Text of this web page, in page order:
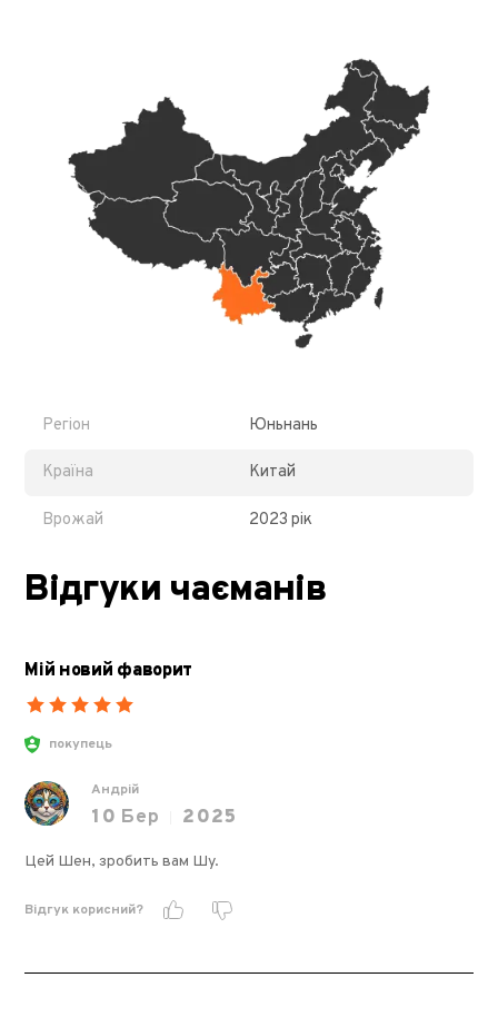
Регіон Юньнань
Країна Китай
Врожай 2023 рік
Відгуки чаєманів
Мій новий фаворит
покупець
Андрій
10 Бер 2025
Цей Шен, зробить вам Шу.
Відгук корисний?